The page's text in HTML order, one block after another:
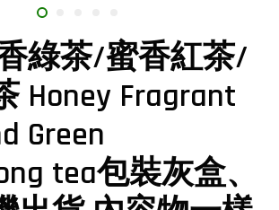
綠茶/蜜香紅茶/
Honey Fragrant
Green
tea包裝灰盒、